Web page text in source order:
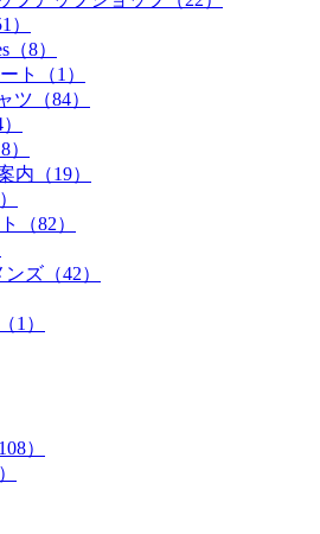
）
（8）
ト（1）
ツ（84）
内（19）
（82）
ズ（42）
1）
）